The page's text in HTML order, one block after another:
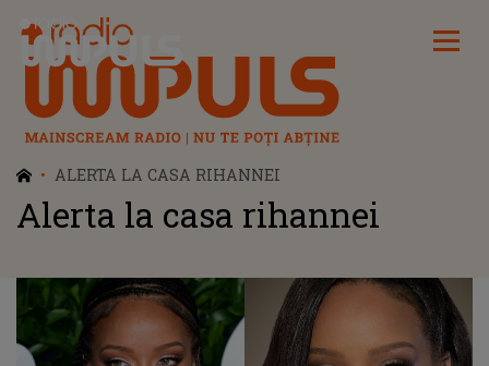
Radio Impuls
ALERTA LA CASA RIHANNEI
Alerta la casa rihannei